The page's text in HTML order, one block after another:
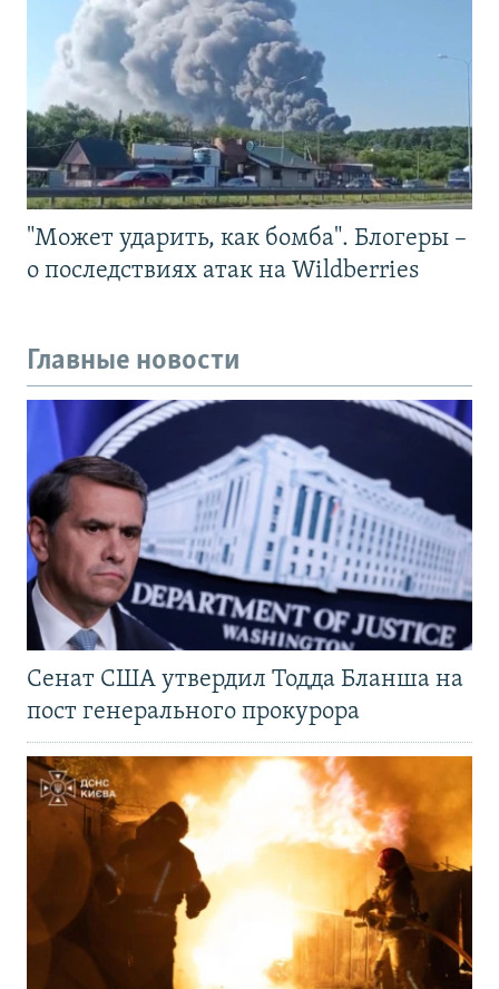
"Может ударить, как бомба". Блогеры –
о последствиях атак на Wildberries
Главные новости
Сенат США утвердил Тодда Бланша на
пост генерального прокурора